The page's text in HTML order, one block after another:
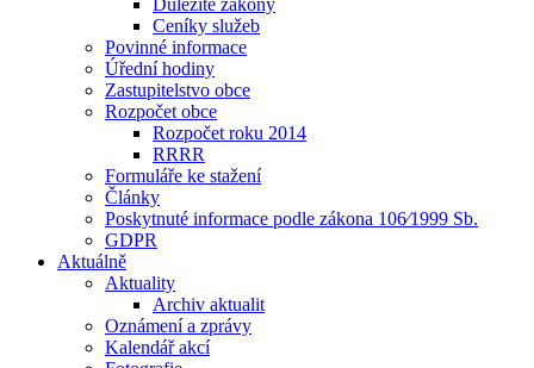
Důležité zákony
Ceníky služeb
Povinné informace
Úřední hodiny
Zastupitelstvo obce
Rozpočet obce
Rozpočet roku 2014
RRRR
Formuláře ke stažení
Články
Poskytnuté informace podle zákona 106⁄1999 Sb.
GDPR
Aktuálně
Aktuality
Archiv aktualit
Oznámení a zprávy
Kalendář akcí